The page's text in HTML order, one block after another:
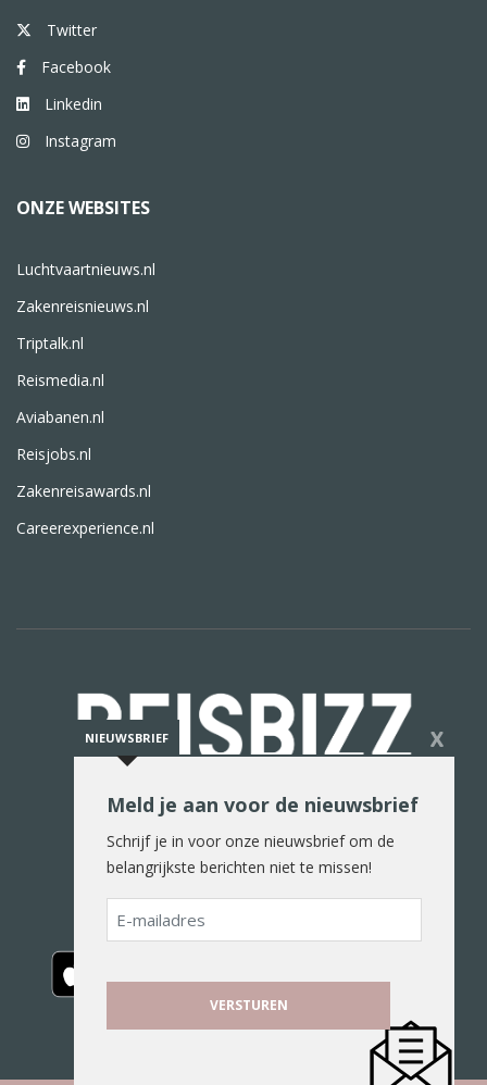
Twitter
Facebook
Linkedin
Instagram
ONZE WEBSITES
Luchtvaartnieuws.nl
Zakenreisnieuws.nl
Triptalk.nl
Reismedia.nl
Aviabanen.nl
Reisjobs.nl
Zakenreisawards.nl
Careerexperience.nl
De reiswereld in woord en beeld
NIEUWSBRIEF X
Meld je aan voor de nieuwsbrief
Schrijf je in voor onze nieuwsbrief om de
belangrijkste berichten niet te missen!
E-
mailadres